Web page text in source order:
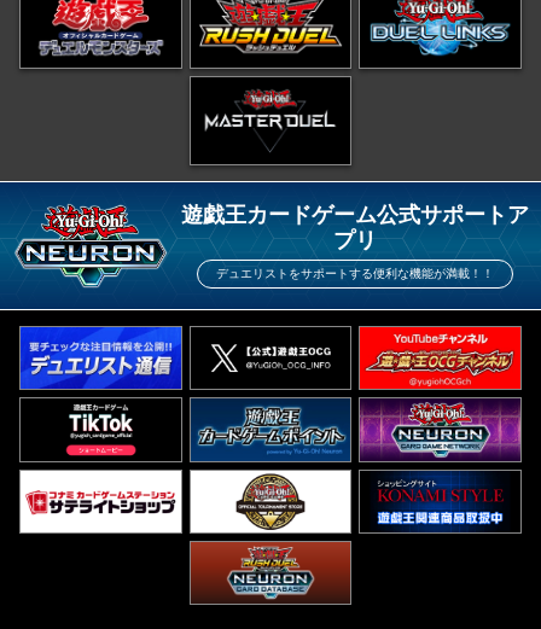
遊戯王カードゲーム公式サポートア
プリ
デュエリストをサポートする便利な機能が満載！！